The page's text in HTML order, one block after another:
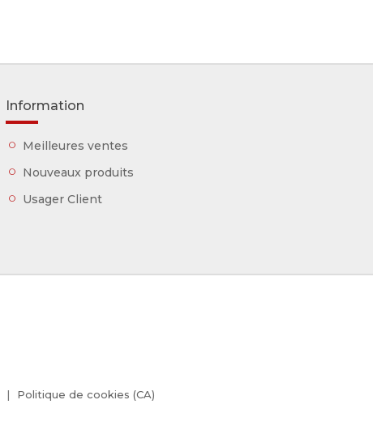
Information
Meilleures ventes
Nouveaux produits
Usager Client
Politique de cookies (CA)